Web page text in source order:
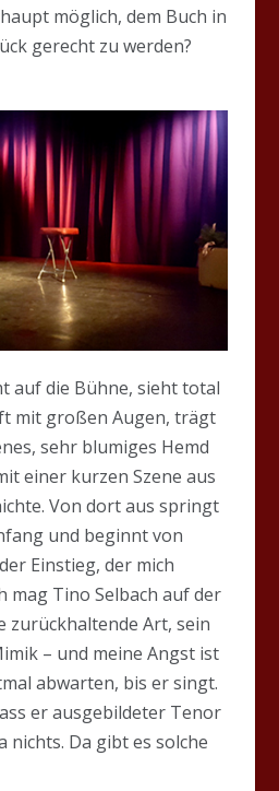
möglich, dem Buch in
gerecht zu werden?
auf die Bühne, sieht total
mit großen Augen, trägt
sehr blumiges Hemd
einer kurzen Szene aus
Von dort aus springt
und beginnt von
Einstieg, der mich
mag Tino Selbach auf der
zurückhaltende Art, sein
– und meine Angst ist
abwarten, bis er singt.
er ausgebildeter Tenor
nichts. Da gibt es solche